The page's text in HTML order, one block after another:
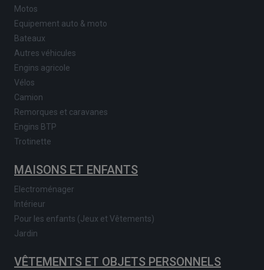
Motos
Equipement auto & moto
Bateaux
Autres véhicules
Engins agricole
Vélos
Camion
Remorques et caravanes
Engins BTP
Trotinette
MAISONS ET ENFANTS
Electroménager
Intérieur
Pour les enfants (Jeux et Vêtements)
Jardin
VÊTEMENTS ET OBJETS PERSONNELS